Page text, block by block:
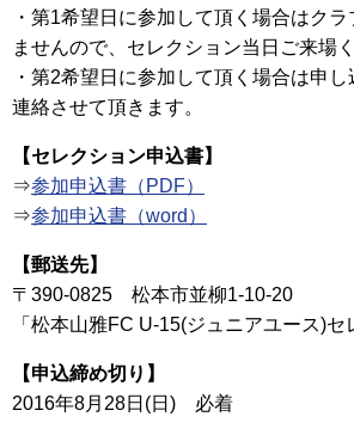
・第1希望日に参加して頂く場合はク
ませんので、セレクション当日ご来場く
・第2希望日に参加して頂く場合は申
連絡させて頂きます。
【セレクション申込書】
⇒参加申込書（PDF）
⇒参加申込書（word）
【郵送先】
〒390-0825 松本市並柳1-10-20
「松本山雅FC U-15(ジュニアユース)
【申込締め切り】
2016年8月28日(日) 必着